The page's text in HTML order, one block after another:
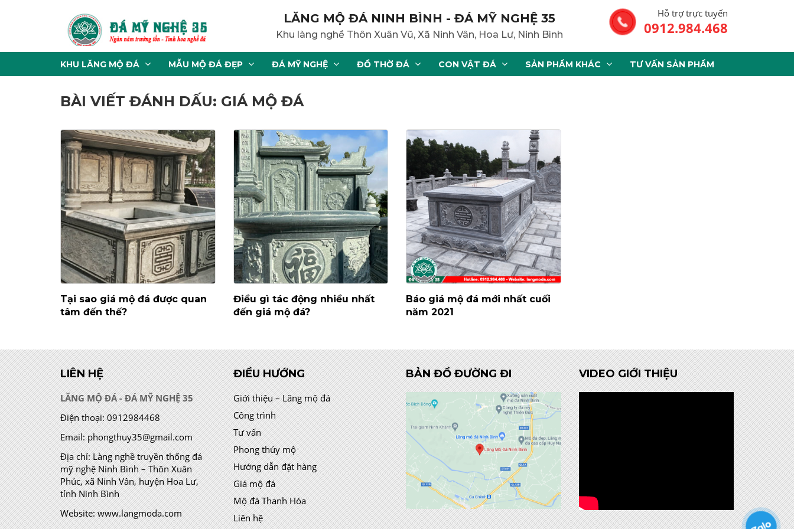
LĂNG MỘ ĐÁ NINH BÌNH - ĐÁ MỸ NGHỆ 35
Khu làng nghề Thôn Xuân Vũ, Xã Ninh Vân, Hoa Lư, Ninh Bình
Hỗ trợ trực tuyến
0912.984.468
KHU LĂNG MỘ ĐÁ MẪU MỘ ĐÁ ĐẸP ĐÁ MỸ NGHỆ ĐỒ THỜ ĐÁ CON VẬT ĐÁ SẢN PHẨM KHÁC TƯ VẤN SẢN PHẨM
BÀI VIẾT ĐÁNH DẤU: GIÁ MỘ ĐÁ
Tại sao giá mộ đá được quan
tâm đến thế?
Điều gì tác động nhiều nhất
đến giá mộ đá?
Báo giá mộ đá mới nhất cuối
năm 2021
LIÊN HỆ
LĂNG MỘ ĐÁ - ĐÁ MỸ NGHỆ 35
Điện thoại: 0912984468
Email: phongthuy35@gmail.com
Địa chỉ:Làng nghề truyền thống đá
mỹ nghệ Ninh Bình – Thôn Xuân
Phúc, xã Ninh Vân, huyện Hoa Lư,
tỉnh Ninh Bình
Website: www.langmoda.com
ĐIỀU HƯỚNG
Giới thiệu – Lăng mộ đá
Công trình
Tư vấn
Phong thủy mộ
Hướng dẫn đặt hàng
Giá mộ đá
Mộ đá Thanh Hóa
Liên hệ
BẢN ĐỒ ĐƯỜNG ĐI VIDEO GIỚI THIỆU